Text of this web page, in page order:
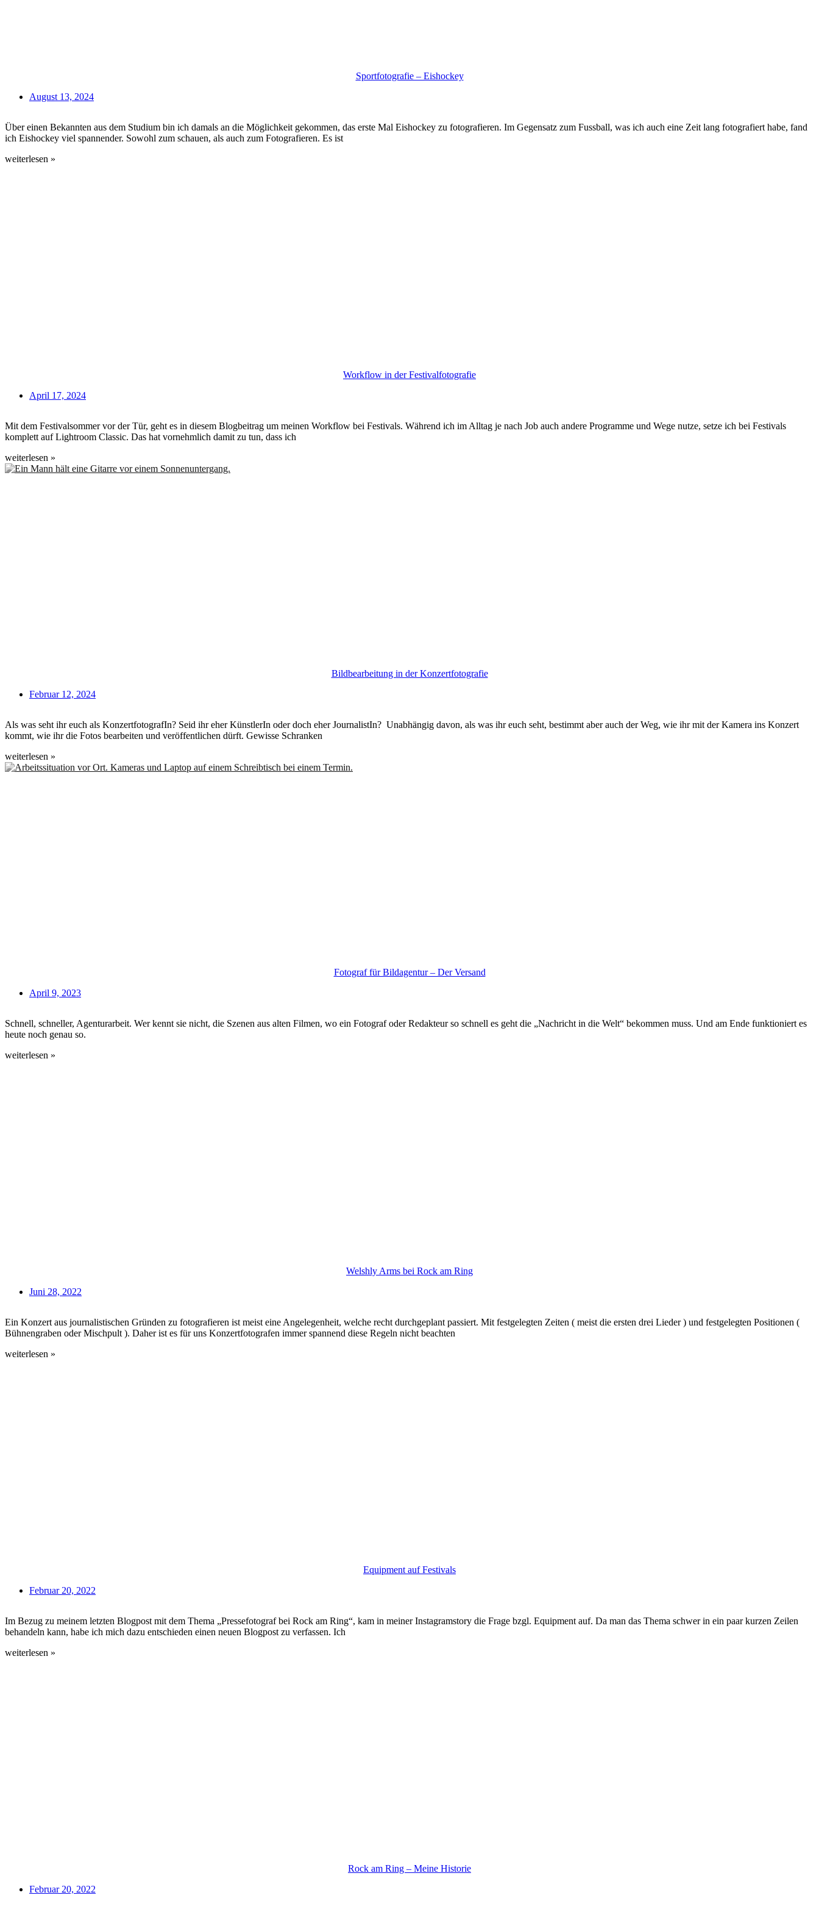
Sportfotografie – Eishockey
August 13, 2024
Über einen Bekannten aus dem Studium bin ich damals an die Möglichkeit gekommen, das erste Mal Eishockey zu fotografieren. Im Gegensatz zum Fussball, was ich auch eine Zeit lang fotografiert habe, fand
ich Eishockey viel spannender. Sowohl zum schauen, als auch zum Fotografieren. Es ist
weiterlesen »
Workflow in der Festivalfotografie
April 17, 2024
Mit dem Festivalsommer vor der Tür, geht es in diesem Blogbeitrag um meinen Workflow bei Festivals. Während ich im Alltag je nach Job auch andere Programme und Wege nutze, setze ich bei Festivals
komplett auf Lightroom Classic. Das hat vornehmlich damit zu tun, dass ich
weiterlesen »
Bildbearbeitung in der Konzertfotografie
Februar 12, 2024
Als was seht ihr euch als KonzertfotografIn? Seid ihr eher KünstlerIn oder doch eher JournalistIn? Unabhängig davon, als was ihr euch seht, bestimmt aber auch der Weg, wie ihr mit der Kamera ins Konzert
kommt, wie ihr die Fotos bearbeiten und veröffentlichen dürft. Gewisse Schranken
weiterlesen »
Fotograf für Bildagentur – Der Versand
April 9, 2023
Schnell, schneller, Agenturarbeit. Wer kennt sie nicht, die Szenen aus alten Filmen, wo ein Fotograf oder Redakteur so schnell es geht die „Nachricht in die Welt“ bekommen muss. Und am Ende funktioniert es
heute noch genau so.
weiterlesen »
Welshly Arms bei Rock am Ring
Juni 28, 2022
Ein Konzert aus journalistischen Gründen zu fotografieren ist meist eine Angelegenheit, welche recht durchgeplant passiert. Mit festgelegten Zeiten ( meist die ersten drei Lieder ) und festgelegten Positionen (
Bühnengraben oder Mischpult ). Daher ist es für uns Konzertfotografen immer spannend diese Regeln nicht beachten
weiterlesen »
Equipment auf Festivals
Februar 20, 2022
Im Bezug zu meinem letzten Blogpost mit dem Thema „Pressefotograf bei Rock am Ring“, kam in meiner Instagramstory die Frage bzgl. Equipment auf. Da man das Thema schwer in ein paar kurzen Zeilen
behandeln kann, habe ich mich dazu entschieden einen neuen Blogpost zu verfassen. Ich
weiterlesen »
Rock am Ring – Meine Historie
Februar 20, 2022